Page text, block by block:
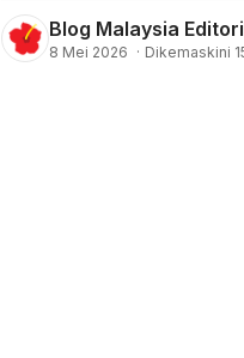
Blog Malaysia
8 Mei 2026 · Dikemaskini